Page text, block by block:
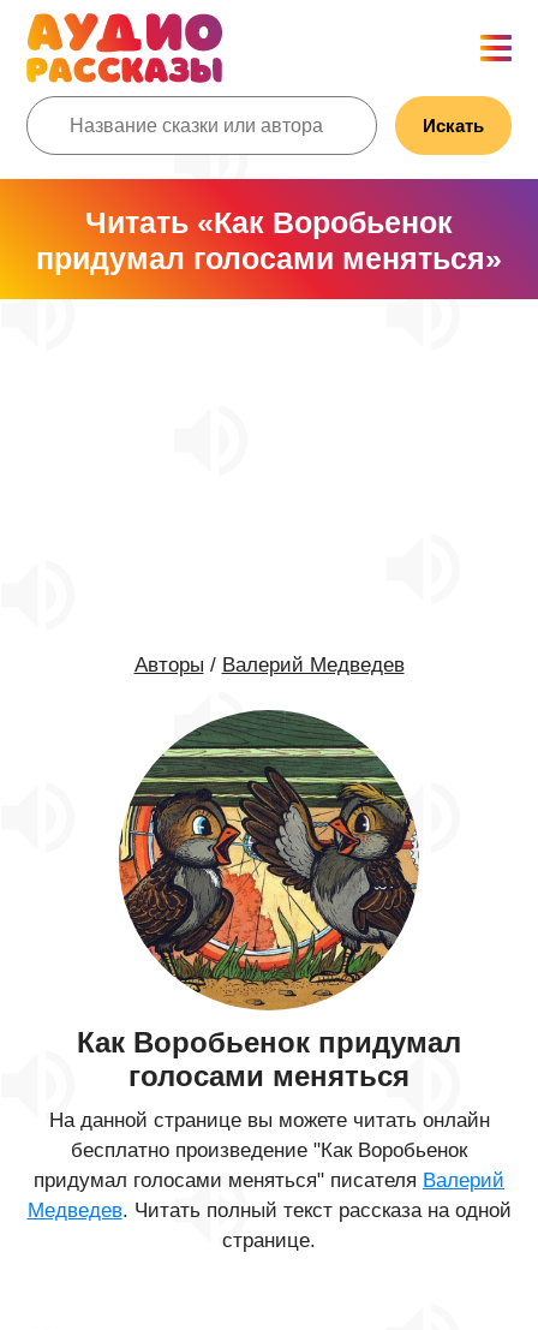
Искать
Читать «Как Воробьенок
придумал голосами меняться»
Авторы / Валерий Медведев
Как Воробьенок придумал
голосами меняться
На данной странице вы можете читать онлайн
бесплатно произведение "Как Воробьенок
придумал голосами меняться" писателя Валерий
Медведев. Читать полный текст рассказа на одной
странице.